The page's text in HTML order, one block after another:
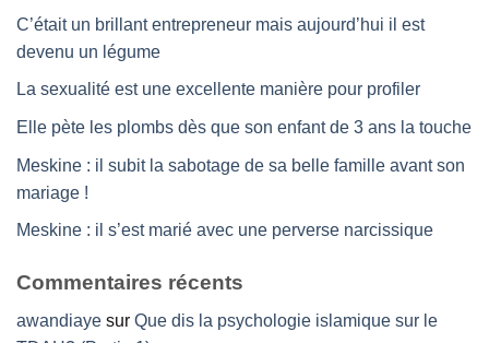
C’était un brillant entrepreneur mais aujourd’hui il est
devenu un légume
La sexualité est une excellente manière pour profiler
Elle pète les plombs dès que son enfant de 3 ans la touche
Meskine : il subit la sabotage de sa belle famille avant son
mariage !
Meskine : il s’est marié avec une perverse narcissique
Commentaires récents
awandiaye sur Que dis la psychologie islamique sur le